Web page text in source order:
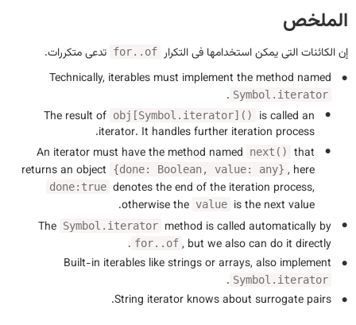
الملخص
إن الكائنات التى يمكن استخدامها فى التكرار for..of تدعىمتكررات.
Technically, iterables must implement the method named
Symbol.iterator
.
The result of obj[Symbol.iterator]()
is called an
iterator. It handles further iteration process.
An iterator must have the method named
next()
that
returns an object
{done: Boolean, value: any} , here
done:true denotes the end of the iteration process,
otherwise the value is the next value.
The Symbol.iterator method is called automatically by
for..of , but we also can do it directly.
Built-in iterables like strings or arrays, also implement
Symbol.iterator
.
String iterator knows about surrogate pairs.